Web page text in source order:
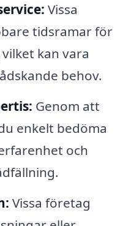
Vissa
tidsramar för
kan vara
behov.
Genom att
enkelt bedöma
och
Vissa företag